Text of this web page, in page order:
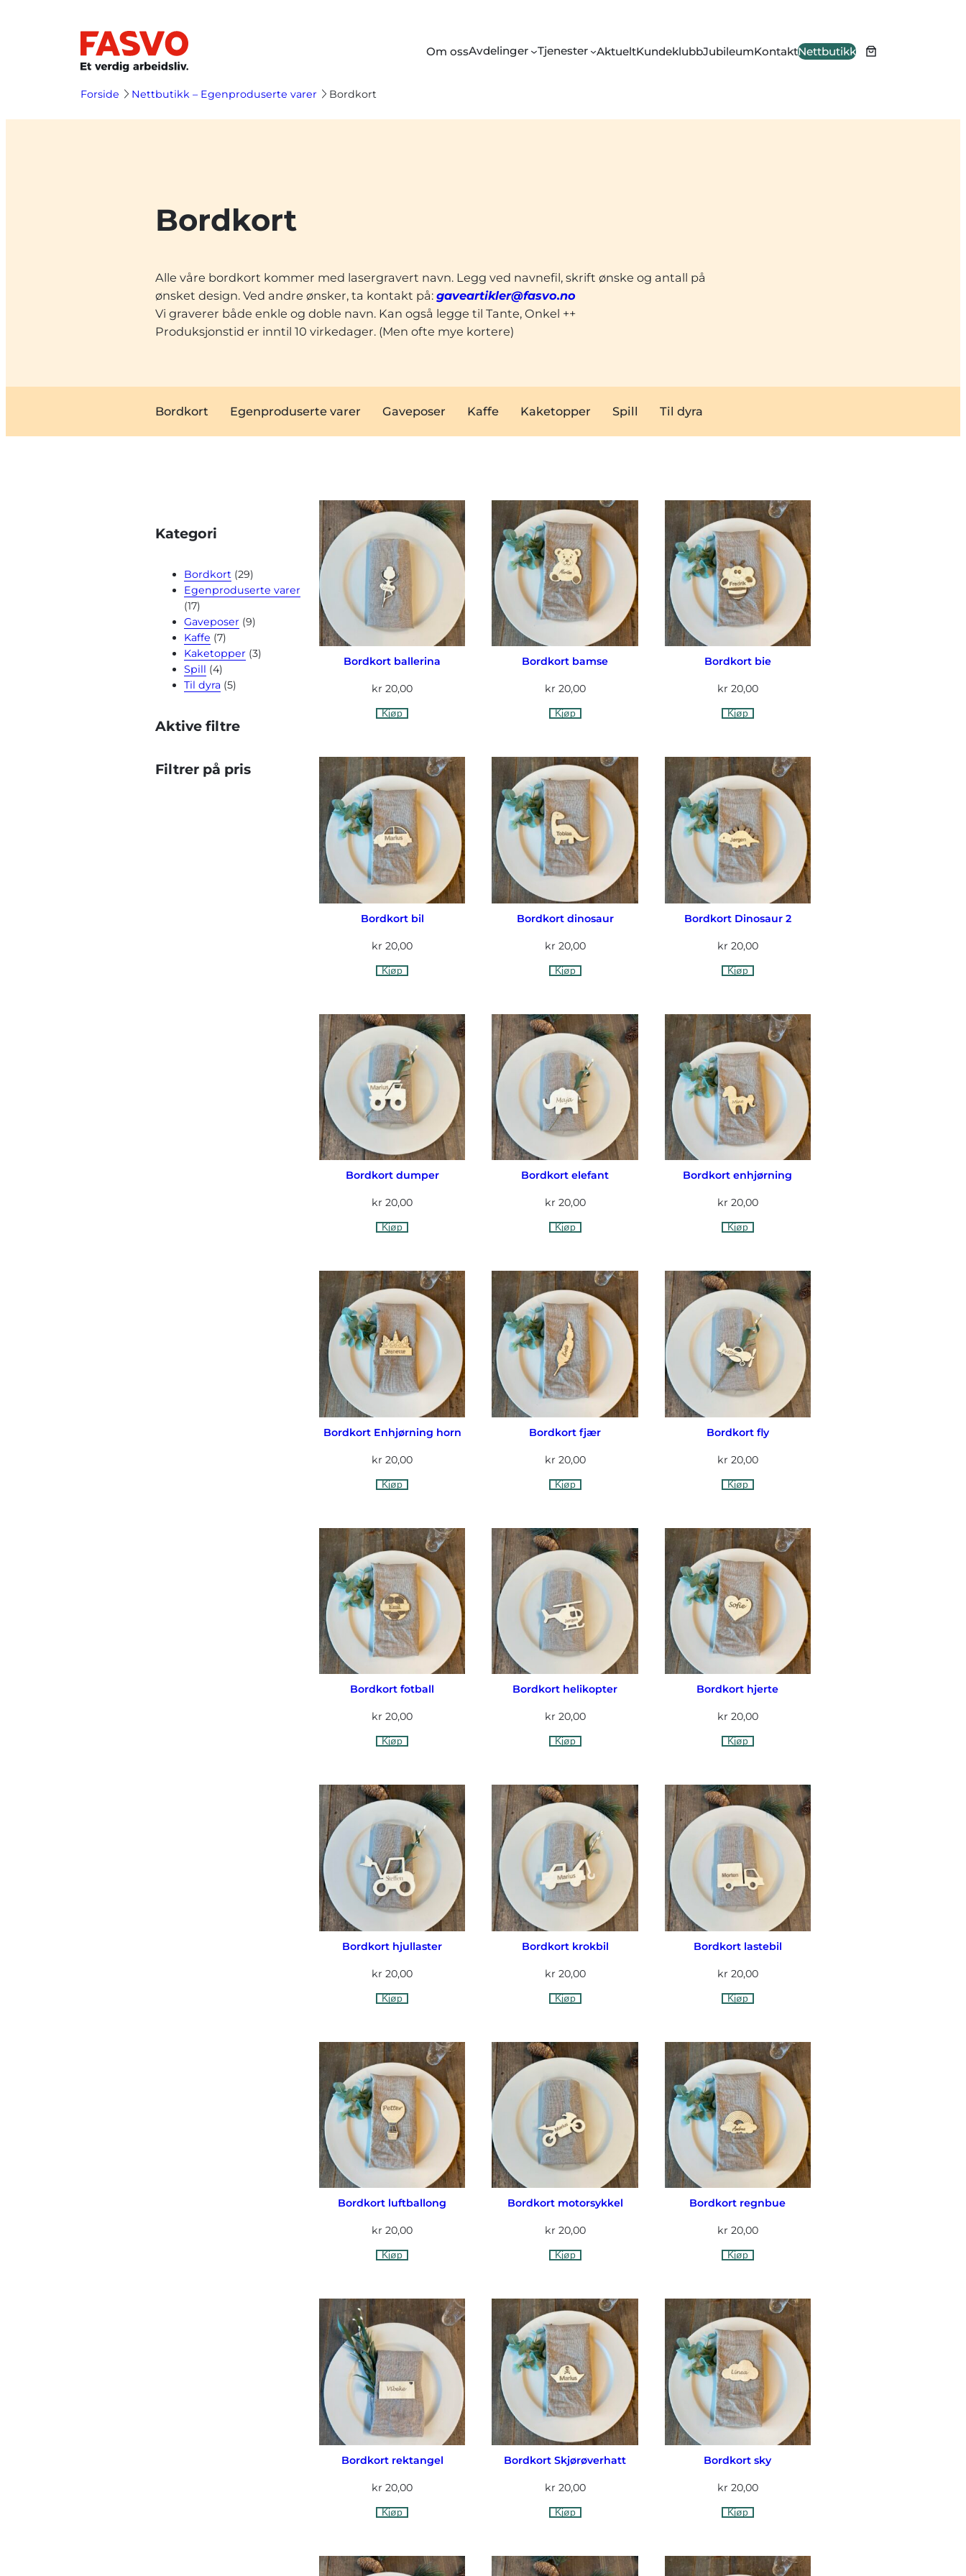
Om ossAvdelinger Tjenester AktueltKundeklubbJubileumKontaktNettbutikk
Forside Nettbutikk – Egenproduserte varer Bordkort
Bordkort
Alle våre bordkort kommer med lasergravert navn. Legg ved navnefil, skrift ønske og antall på
ønsket design. Ved andre ønsker, ta kontakt på: gaveartikler@fasvo.no
Vi graverer både enkle og doble navn. Kan også legge til Tante, Onkel ++
Produksjonstid er inntil 10 virkedager. (Men ofte mye kortere)
Bordkort Egenproduserte varer Gaveposer Kaffe Kaketopper Spill Til dyra
Kategori
Bordkort (29)
Egenproduserte varer
(17)
Gaveposer (9)
Kaffe (7)
Kaketopper (3)
Spill (4)
Til dyra (5)
Aktive filtre
Filtrer på pris
Bordkort ballerina
kr 20,00
Kjøp
Bordkort bamse
kr 20,00
Kjøp
Bordkort bie
kr 20,00
Kjøp
Bordkort bil
kr 20,00
Kjøp
Bordkort dinosaur
kr 20,00
Kjøp
Bordkort Dinosaur 2
kr 20,00
Kjøp
Bordkort dumper
kr 20,00
Kjøp
Bordkort elefant
kr 20,00
Kjøp
Bordkort enhjørning
kr 20,00
Kjøp
Bordkort Enhjørning horn
kr 20,00
Kjøp
Bordkort fjær
kr 20,00
Kjøp
Bordkort fly
kr 20,00
Kjøp
Bordkort fotball
kr 20,00
Kjøp
Bordkort helikopter
kr 20,00
Kjøp
Bordkort hjerte
kr 20,00
Kjøp
Bordkort hjullaster
kr 20,00
Kjøp
Bordkort krokbil
kr 20,00
Kjøp
Bordkort lastebil
kr 20,00
Kjøp
Bordkort luftballong
kr 20,00
Kjøp
Bordkort motorsykkel
kr 20,00
Kjøp
Bordkort regnbue
kr 20,00
Kjøp
Bordkort rektangel
kr 20,00
Kjøp
Bordkort Skjørøverhatt
kr 20,00
Kjøp
Bordkort sky
kr 20,00
Kjøp